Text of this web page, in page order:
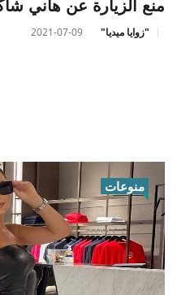
منع الزيارة عن هاني
"زوايا ميديا" 2021-07-09
منوعات